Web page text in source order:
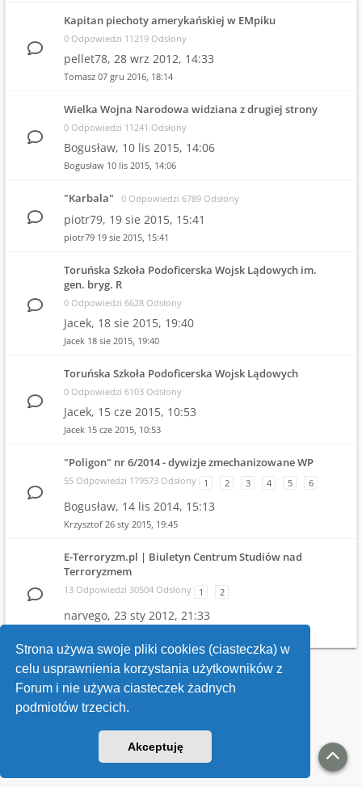
Strona używa swoje pliki cookies (ciasteczka) w
celu usprawnienia korzystania użytkowników z
Forum i nie używa ciasteczek żadnych
podmiotów trzecich.
Akceptuję
Kapitan piechoty amerykańskiej w EMpiku
0 Odpowiedzi 11219 Odsłony
pellet78, 28 wrz 2012, 14:33
Tomasz 07 gru 2016, 18:14
Wielka Wojna Narodowa widziana z drugiej strony
0 Odpowiedzi 11241 Odsłony
Bogusław, 10 lis 2015, 14:06
Bogusław 10 lis 2015, 14:06
"Karbala" 0 Odpowiedzi 6789 Odsłony
piotr79, 19 sie 2015, 15:41
piotr79 19 sie 2015, 15:41
Toruńska Szkoła Podoficerska Wojsk Lądowych im.
gen. bryg. R
0 Odpowiedzi 6628 Odsłony
Jacek, 18 sie 2015, 19:40
Jacek 18 sie 2015, 19:40
Toruńska Szkoła Podoficerska Wojsk Lądowych
0 Odpowiedzi 6103 Odsłony
Jacek, 15 cze 2015, 10:53
Jacek 15 cze 2015, 10:53
"Poligon" nr 6/2014 - dywizje zmechanizowane WP
55 Odpowiedzi 179573 Odsłony 1 2 3 4 5 6
Bogusław, 14 lis 2014, 15:13
Krzysztof 26 sty 2015, 19:45
E-Terroryzm.pl | Biuletyn Centrum Studiów nad
Terroryzmem
13 Odpowiedzi 30504 Odsłony 1 2
narvego, 23 sty 2012, 21:33
Wróć do wykazu forów
v118